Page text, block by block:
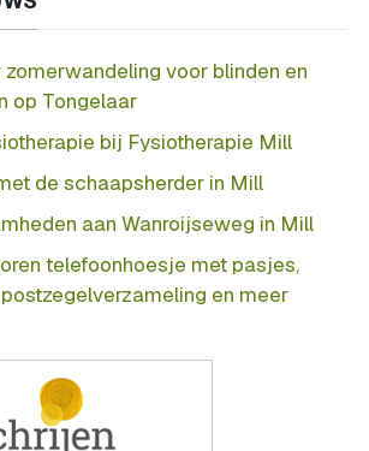
voor blinden en
op Tongelaar
bij Fysiotherapie Mill
de schaapsherder in Mill
aan Wanroijseweg in Mill
telefoonhoesje met pasjes,
en meer